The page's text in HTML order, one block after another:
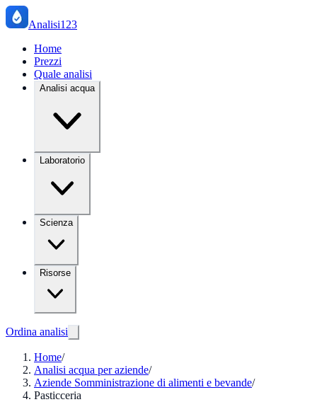
Analisi123
Home
Prezzi
Quale analisi
Analisi acqua
Laboratorio
Scienza
Risorse
Ordina analisi
Home/
Analisi acqua per aziende/
Aziende Somministrazione di alimenti e bevande/
Pasticceria